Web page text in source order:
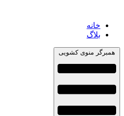
خانه
بلاگ
همبرگر منوی کشویی